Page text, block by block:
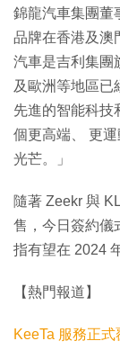
錦龍汽車集團董
品牌在香港及澳
汽車是吉利集團
及歐洲等地區已
先進的智能科技
個更高端、 更
光芒。」
隨著 Zeekr 與
售，今日簽約儀
指有望在 2024
【熱門報道】
KeeTa 服務正